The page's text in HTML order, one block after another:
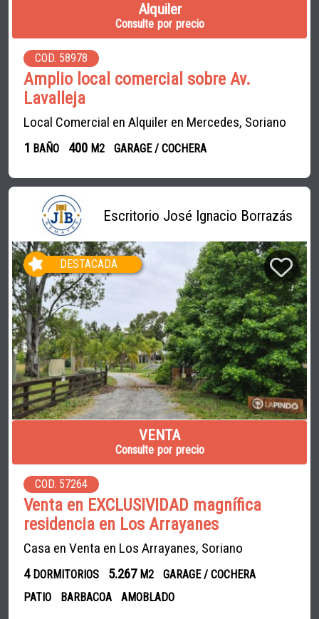
Alquiler
Consulte por precio
COD. 58978
Amplio local comercial sobre Av.
Lavalleja
Local Comercial en Alquiler en Mercedes, Soriano
1 BAÑO 400 M2 GARAGE / COCHERA
Escritorio José Ignacio Borrazás
DESTACADA
VENTA
Consulte por precio
COD. 57264
Venta en EXCLUSIVIDAD magnífica
residencia en Los Arrayanes
Casa en Venta en Los Arrayanes, Soriano
4DORMITORIOS 5.267 M2
GARAGE / COCHERA
PATIO
BARBACOA AMOBLADO